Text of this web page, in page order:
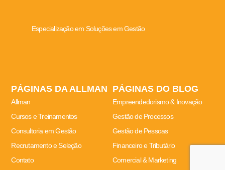
Especialização em Soluções em Gestão
PÁGINAS DA ALLMAN
Allman
Cursos e Treinamentos
Consultoria em Gestão
Recrutamento e Seleção
Contato
PÁGINAS DO BLOG
Empreendedorismo & Inovação
Gestão de Processos
Gestão de Pessoas
Financeiro e Tributário
Comercial & Marketing